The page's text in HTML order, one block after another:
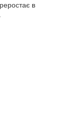
в